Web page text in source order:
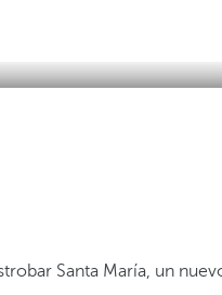
Santa María, un